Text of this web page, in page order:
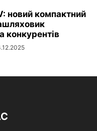
новий компактний
конкурентів